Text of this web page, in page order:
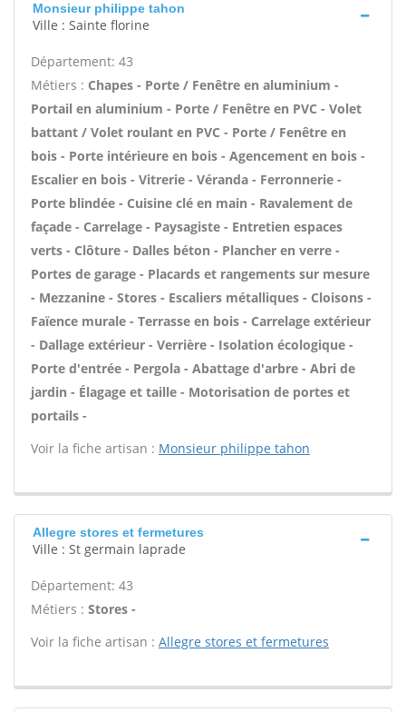
Monsieur philippe tahon
Ville : Sainte florine
Département: 43
Métiers : Chapes - Porte / Fenêtre en aluminium -
Portail en aluminium - Porte / Fenêtre en PVC - Volet
battant / Volet roulant en PVC - Porte / Fenêtre en
bois - Porte intérieure en bois - Agencement en bois -
Escalier en bois - Vitrerie - Véranda - Ferronnerie -
Porte blindée - Cuisine clé en main - Ravalement de
façade - Carrelage - Paysagiste - Entretien espaces
verts - Clôture - Dalles béton - Plancher en verre -
Portes de garage - Placards et rangements sur mesure
- Mezzanine - Stores - Escaliers métalliques - Cloisons -
Faïence murale - Terrasse en bois - Carrelage extérieur
- Dallage extérieur - Verrière - Isolation écologique -
Porte d'entrée - Pergola - Abattage d'arbre - Abri de
jardin - Élagage et taille - Motorisation de portes et
portails -
Voir la fiche artisan : Monsieur philippe tahon
Allegre stores et fermetures
Ville : St germain laprade
Département: 43
Métiers : Stores -
Voir la fiche artisan : Allegre stores et fermetures